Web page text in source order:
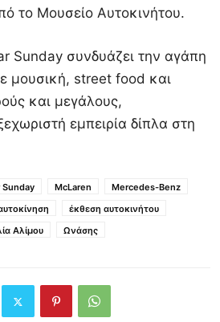
το Μουσείο Αυτοκινήτου.
Sunday συνδυάζει την αγάπη
μουσική, street food και
και μεγάλους,
εμπειρία δίπλα στη
Sunday McLaren
Mercedes-Benz
έκθεση αυτοκινήτου
Αλίμου Ωνάσης